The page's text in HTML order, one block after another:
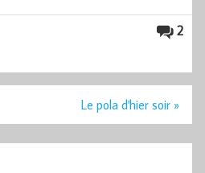
2
Le pola d'hier soir »